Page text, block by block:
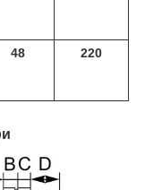
48 220